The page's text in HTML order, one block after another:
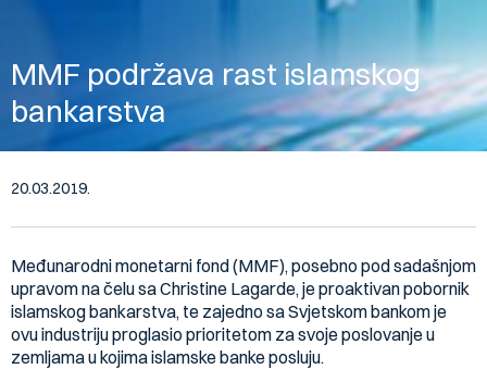
MMF podržava rast islamskog
bankarstva
20.03.2019.
Međunarodni monetarni fond (MMF), posebno pod sadašnjom
upravom na čelu sa Christine Lagarde, je proaktivan pobornik
islamskog bankarstva, te zajedno sa Svjetskom bankom je
ovu industriju proglasio prioritetom za svoje poslovanje u
zemljama u kojima islamske banke posluju.